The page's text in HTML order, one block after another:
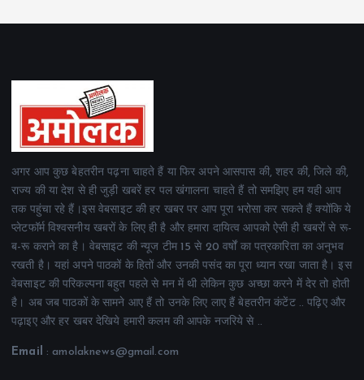
अगर आप कुछ बेहतरीन पढ़ना चाहते हैं या फिर अपने आसपास की, शहर की, जिले की,
राज्य की या देश से ही जुड़ी खबरें हर पल खंगालना चाहते हैं तो समझिए हम यही आप
तक पहुंचा रहे हैं।इस वेबसाइट की हर खबर पर आप पूरा भरोसा कर सकते हैं क्योंकि ये
प्लेटफॉर्म विश्वसनीय खबरों के लिए ही है और हमारा दायित्व आपको ऐसी ही खबरों से रू-
ब-रू कराने का है। वेबसाइट की न्यूज टीम 15 से 20 वर्षों का पत्रकारिता का अनुभव
रखती है। यहां अपने पाठकों के हितों और उनकी पसंद का पूरा ध्यान रखा जाता है। इस
वेबसाइट की परिकल्पना बहुत पहले से मन में थी लेकिन कुछ अच्छा करने में देर तो होती
है। अब जब पाठकों के सामने आए हैं तो उनके लिए लाए हैं बेहतरीन कंटेंट .. पढ़िए और
पढ़ाइए और हर खबर देखिये हमारी कलम की आपके नजरिये से ..
Email : amolaknews@gmail.com